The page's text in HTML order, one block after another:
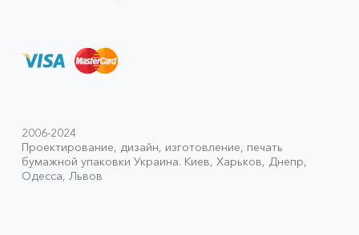
2006-2024
Проектирование, дизайн, изготовление, печать
бумажной упаковки Украина. Киев, Харьков, Днепр,
Одесса, Львов